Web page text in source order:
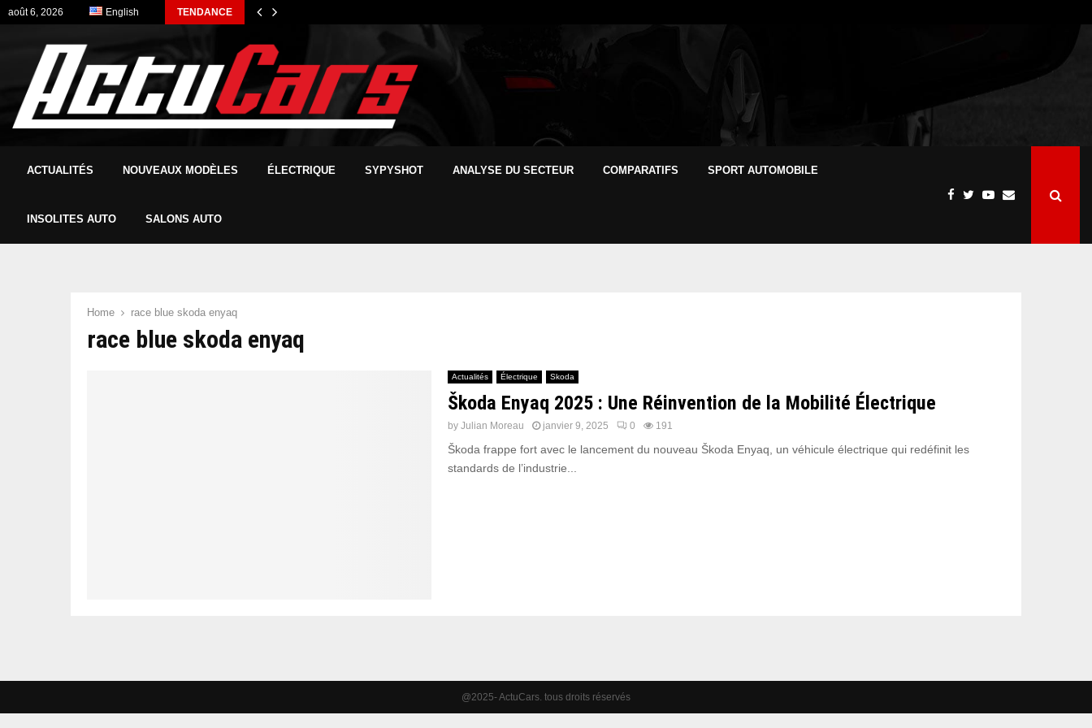
août 6, 2026 English TENDANCE
ACTUALITÉS NOUVEAUX MODÈLES ÉLECTRIQUE SYPYSHOT ANALYSE DU SECTEUR COMPARATIFS SPORT AUTOMOBILE
INSOLITES AUTO SALONS AUTO
Home race blue skoda enyaq
race blue skoda enyaq
Actualités Électrique Skoda
Škoda Enyaq 2025 : Une Réinvention de la Mobilité Électrique
by Julian Moreau janvier 9, 2025 0 191
Škoda frappe fort avec le lancement du nouveau Škoda Enyaq, un véhicule électrique qui redéfinit les
standards de l’industrie...
@2025- ActuCars. tous droits réservés